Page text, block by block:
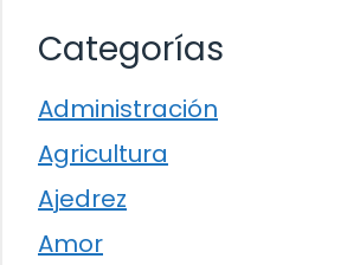
Categorías
Administración
Agricultura
Ajedrez
Amor